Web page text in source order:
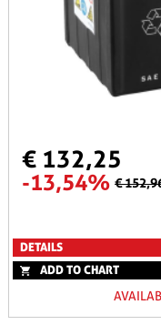
€ 132,25
-13,54% €
DETAILS
ADD TO CHART